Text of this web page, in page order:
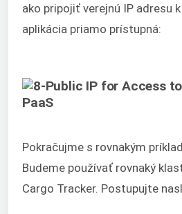
ako pripojiť verejnú IP adresu
aplikácia priamo prístupná:
Pokračujme s rovnakým
Budeme používať rovnaký
Cargo Tracker. Postupujte